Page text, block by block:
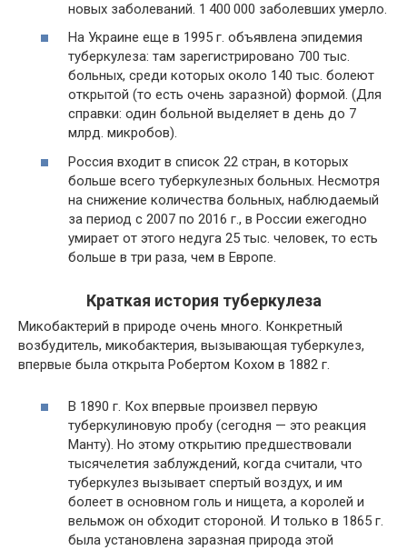
новых заболеваний. 1 400 000 заболевших умерло.
На Украине еще в 1995 г. объявлена эпидемия
туберкулеза: там зарегистрировано 700 тыс.
больных, среди которых около 140 тыс. болеют
открытой (то есть очень заразной) формой. (Для
справки: один больной выделяет в день до 7
млрд. микробов).
Россия входит в список 22 стран, в которых
больше всего туберкулезных больных. Несмотря
на снижение количества больных, наблюдаемый
за период с 2007 по 2016 г., в России ежегодно
умирает от этого недуга 25 тыс. человек, то есть
больше в три раза, чем в Европе.
Краткая история туберкулеза
Микобактерий в природе очень много. Конкретный
возбудитель, микобактерия, вызывающая туберкулез,
впервые была открыта Робертом Кохом в 1882 г.
В 1890 г. Кох впервые произвел первую
туберкулиновую пробу (сегодня — это реакция
Манту). Но этому открытию предшествовали
тысячелетия заблуждений, когда считали, что
туберкулез вызывает спертый воздух, и им
болеет в основном голь и нищета, а королей и
вельмож он обходит стороной. И только в 1865 г.
была установлена заразная природа этой